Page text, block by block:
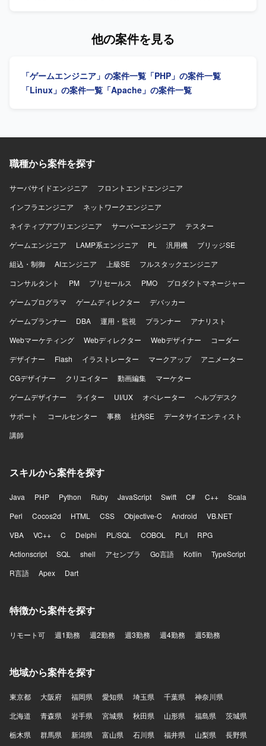
けでなく、プロダクトの課題やコードレベルの課題など、
に対応していける方を歓迎いたします。 顧客やメンバーの
成長や成功を喜べる方を求めています。 【ポジションの魅
テナ化など、技術ドリブンな環境改善が業務に組み込まれ
ス、本番稼働後のモニタリングまで一貫して担当するフル
サイクル開発に関わることで、エンジニアとしての総合力
を高めることができます。 自分のコードが、初めてECを開
設する方の夢や、成長したショップの決済を直接支えてい
ることを実感できる環境です。 【開発環境】 クラウドサー
ンな開発環境が整備されています。
を担う会計システムとしての機能改修を担当し、既存シス
および要件のすり合わせ、基幹システムの安定稼働に向け
た運用サポート業務を行っていただきます。PLポジション
はなく、現場のユーザーが使いこなせているかや業務が本
的な対応を避け、テンプレート化や自動化を優先して考え
られる仕組み化が得意な方、顧客や現場担当者と伴走しな
がら自律的に適切な期待値調整ができる柔軟なコミュニケ
ーション力をお持ちの方にマッチするポジションです。
【ポジションの魅力】 エンタメ業界に近いドメインで、お
ビジネスの根幹を支えるやりがいを感じていただけます。
10年以上運用されている大規模システムの既存仕様を正確
ポジションでは技術とマネジメントの両面でスキルを伸ば
せます。長期前提で運用保守や他案件へのスライドの可能
性もあり、腰を据えて継続的に関わっていただける環境で
す。 【開発環境】 言語はJavaを使用し、ミドルウェアに
利用した環境です。
他の案件を見る
「ゲームエンジニア」の案件一覧 「PHP」の案件一覧
「Linux」の案件一覧 「Apache」の案件一覧
職種から案件を探す
サーバサイドエンジニア
フロントエンドエンジニア
インフラエンジニア
ネットワークエンジニア
ネイティブアプリエンジニア
サーバーエンジニア
テスター
ゲームエンジニア
LAMP系エンジニア PL 汎用機
ブリッジSE
組込・制御
AIエンジニア 上級SE
フルスタックエンジニア
コンサルタント
PM プリセールス PMO
プロダクトマネージャー
ゲームプログラマ
ゲームディレクター
デバッカー
ゲームプランナー
DBA 運用・監視 プランナー
アナリスト
Webマーケティング
Webディレクター Webデザイナー
コーダー
デザイナー
Flash イラストレーター マークアップ
アニメーター
CGデザイナー
クリエイター 動画編集
マーケター
ゲームデザイナー
ライター UI/UX オペレーター
ヘルプデスク
サポート
コールセンター 事務 社内SE
データサイエンティスト
講師
スキルから案件を探す
Java PHP Python Ruby JavaScript Swift C# C++
Scala
Perl
Cocos2d HTML CSS Objective-C Android
VB.NET
VBA
VC++ C Delphi PL/SQL COBOL PL/I
RPG
Actionscript
SQL shell アセンブラ Go言語 Kotlin
TypeScript
R言語
Apex Dart
特徴から案件を探す
リモート可 週1勤務 週2勤務 週3勤務 週4勤務 週5勤務
地域から案件を探す
東京都 大阪府 福岡県 愛知県 埼玉県 千葉県
神奈川県
北海道
青森県 岩手県 宮城県 秋田県 山形県 福島県
茨城県
栃木県
群馬県 新潟県 富山県 石川県 福井県 山梨県 長野県